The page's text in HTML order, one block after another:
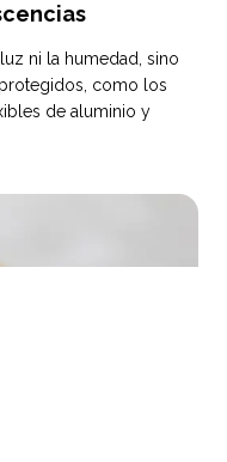
ni la humedad, sino
como los
de aluminio y